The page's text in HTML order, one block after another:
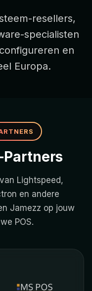
resellers,
specialisten
en
Europa.
Partners
Lightspeed,
en andere
Jamezz op jouw
POS.